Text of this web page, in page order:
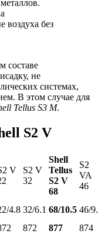
воздуха без
составе
не
системах,
В этом случае для
Tellus S3 M.
S2 V
V
S2 V
32
Shell
Tellus
S2 V
68
S2
VA
46
4.8 32/6.1 68/10.5 46/
872 877
874